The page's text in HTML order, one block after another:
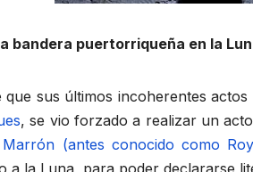
bandera puertorriqueña en la
que sus últimos incoherentes
, se vio forzado a realizar un
Marrón (antes conocido como